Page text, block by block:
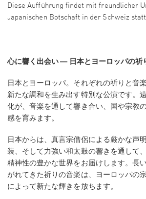
Diese Aufführung findet mit freundlicher
Japanischen Botschaft in der Schweiz
心に響く出会い ― 日本とヨーロッパの祈
日本とヨーロッパ。それぞれの祈りと音
新たな調和を生み出す特別な公演です。
化が、音楽を通して響き合い、国や宗教
感を育みます。
日本からは、真言宗僧侶による厳かな声
装、そして力強い和太鼓の響きを通して
精神性の豊かな世界をお届けします。長
がれてきた祈りの音楽は、ヨーロッパの
によって新たな輝きを放ちます。